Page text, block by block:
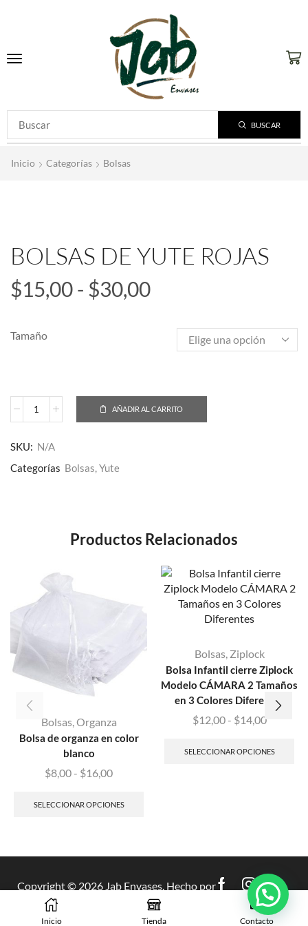
BUSCAR
Inicio Categorías Bolsas
BOLSAS DE YUTE ROJAS
$15,00- $30,00
Tamaño
AÑADIR AL CARRITO
SKU: N/A
Categorías Bolsas,Yute
Productos Relacionados
Bolsas,Organza
Bolsa de organza en color
blanco
$8,00 - $16,00
SELECCIONAR OPCIONES
Bolsas, Ziplock
Bolsa Infantil cierre Ziplock
Modelo CÁMARA 2 Tamaños
en 3 Colores Diferentes
$12,00 - $14,00
SELECCIONAR OPCIONES
Inicio Tienda Contacto
Copyright © 2026 Jab Envases. Hecho por